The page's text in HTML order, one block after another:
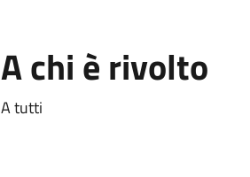
A chi è rivolto
A tutti